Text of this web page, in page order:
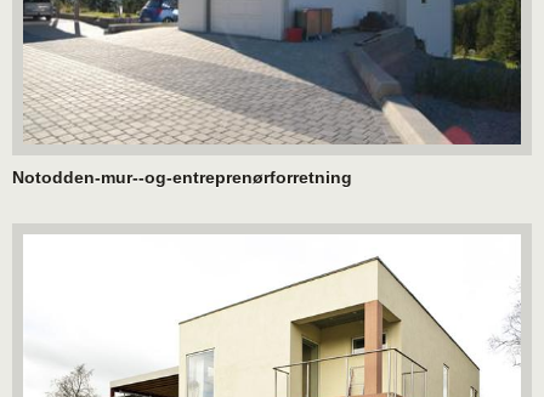
Notodden-mur--og-entreprenørforretning